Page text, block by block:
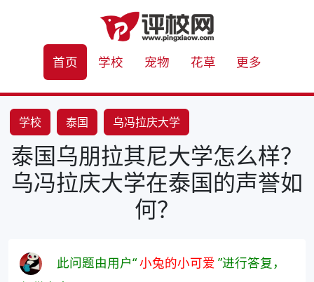
首页 学校 宠物 花草 更多
学校 泰国 乌冯拉庆大学
泰国乌朋拉其尼大学怎么样？
乌冯拉庆大学在泰国的声誉如
何？
此问题由用户“小兔的小可爱 ”进行答复，